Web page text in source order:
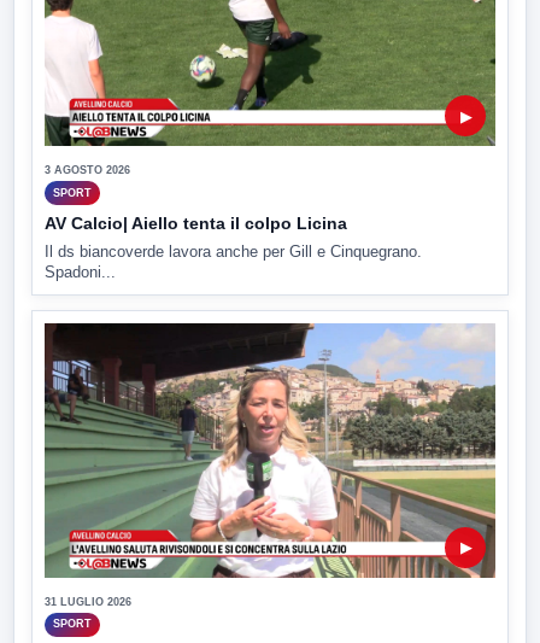
▶
3 AGOSTO 2026
SPORT
AV Calcio| Aiello tenta il colpo Licina
Il ds biancoverde lavora anche per Gill e Cinquegrano.
Spadoni...
▶
31 LUGLIO 2026
SPORT